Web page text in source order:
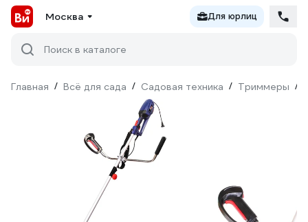
Москва Для юрлиц
Поиск в каталоге
Главная / Всё для сада / Садовая техника / Триммеры /